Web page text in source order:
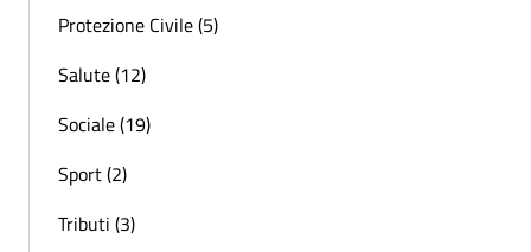
Protezione Civile (5)
Salute (12)
Sociale (19)
Sport (2)
Tributi (3)